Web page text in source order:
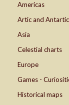
Americas
Artic and Antartic
Asia
Celestial charts
Europe
Games -
Historical maps